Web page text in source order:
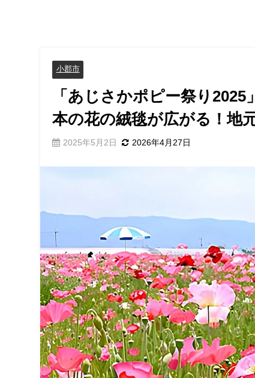
小郡市
「あじさかポピー祭り
本の花の絨毯が広がる！地
2025年5月2日 2026年4月27日